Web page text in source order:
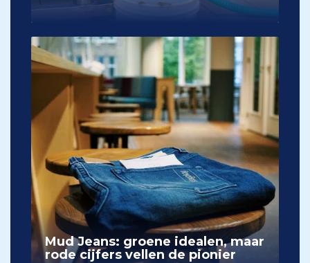
Mud Jeans: groene idealen, maar
rode cijfers vellen de pionier